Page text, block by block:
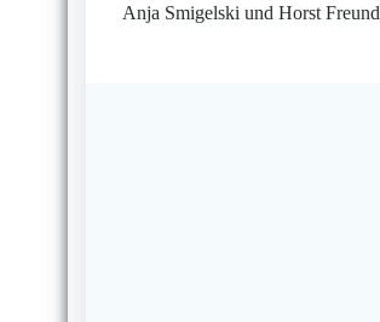
Anja Smigelski und Horst Freund